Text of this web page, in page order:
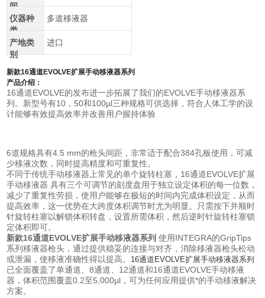
间
仪器种
类
多道移液器
产地类
别
进口
新款16通道EVOLVE扩展手动移液器系列
产品介绍：
16通道EVOLVE的发布进一步拓展了我们的EVOLVE手动移液器系
列。新型号有10，50和100µl三种规格可供选择，符合人体工学的设
计能够有效提高效率并改善用户握持体验
6道规格具有4.5 mm的枪头间距，非常适于配合384孔板使用，可减
少移液次数，同时提高精度和可重复性。
不同于传统手动移液器上常见的单个旋转柱塞，16通道EVOLVE扩展
手动移液器 具有三个可调节的刻度盘用于独立设定体积的每一位数，
减少了重复性劳损，使用户能够在极短的时间内完成体积设定，从而
提高效率，这一优势在大跨度体积调节时尤为明显。只需按下并顺时
针旋转柱塞以解锁体积转盘，设置所需体积，然后逆时针旋转柱塞锁
定体积即可。
新款16通道EVOLVE扩展手动移液器系列 使用INTEGRA的GripTips
系列移液器枪头，通过提供稳妥的连接与对齐，消除移液器枪头松动
或泄漏，使移液准确性得以提高。 16通道EVOLVE扩展手动移液器系列
已全面覆盖了单通道、8通道、12通道和16通道EVOLVE手动移液
器，体积范围覆盖0.2至5,000µl，可为任何应用提供*的手动移液解决
方案。